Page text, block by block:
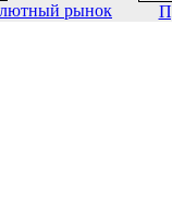
рынок